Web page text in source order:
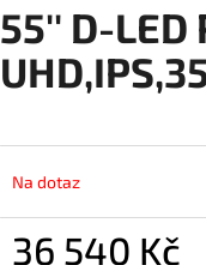
55'' D-
Na dotaz
36 540 Kč